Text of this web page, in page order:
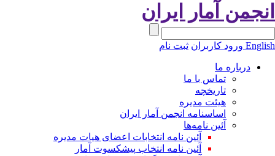
آمار ایران
ورود کاربران ثبت نام
درباره ما
تماس با ما
تاریخچه
هیئت مدیره
اساسنامه انجمن آمار ایران
آئین نامه‌ها
آئین نامه انتخابات اعضای هیات مدیره
آئین نامه انتخاب پیشکسوت آمار